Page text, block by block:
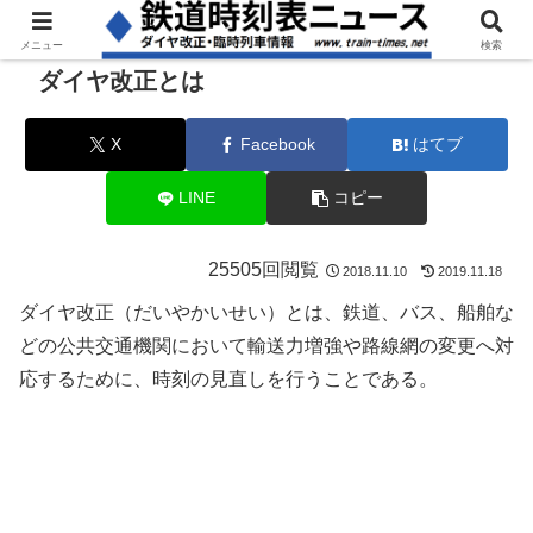
ダイヤ改正とは
X Facebook はてブ
LINE コピー
25505回閲覧 2018.11.10 2019.11.18
ダイヤ改正（だいやかいせい）とは、鉄道、バス、船舶な
どの公共交通機関において輸送力増強や路線網の変更へ対
応するために、時刻の見直しを行うことである。
メニュー 検索